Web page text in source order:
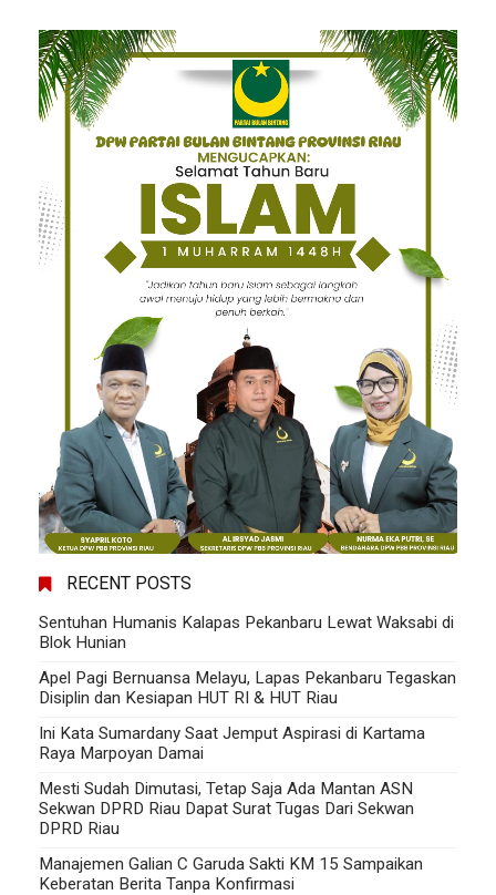
RECENT POSTS
Sentuhan Humanis Kalapas Pekanbaru Lewat Waksabi di
Blok Hunian
Apel Pagi Bernuansa Melayu, Lapas Pekanbaru Tegaskan
Disiplin dan Kesiapan HUT RI & HUT Riau
Ini Kata Sumardany Saat Jemput Aspirasi di Kartama
Raya Marpoyan Damai
Mesti Sudah Dimutasi, Tetap Saja Ada Mantan ASN
Sekwan DPRD Riau Dapat Surat Tugas Dari Sekwan
DPRD Riau
Manajemen Galian C Garuda Sakti KM 15 Sampaikan
Keberatan Berita Tanpa Konfirmasi